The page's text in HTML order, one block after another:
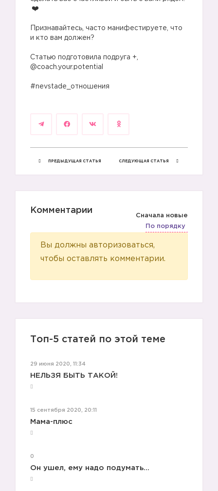
Признавайтесь, часто манифестируете, что
и кто вам должен?
Статью подготовила подруга +,
@coach.your.potential
#nevstade_отношения
ПРЕДЫДУЩАЯ СТАТЬЯ СЛЕДУЮЩАЯ СТАТЬЯ
Комментарии
Сначала новые
По порядку
Вы должны авторизоваться,
чтобы оставлять комментарии.
Топ-5 статей по этой теме
29 июня 2020, 11:34
НЕЛЬЗЯ БЫТЬ ТАКОЙ!
15 сентября 2020, 20:11
Мама-плюс
0
Он ушел, ему надо подумать...